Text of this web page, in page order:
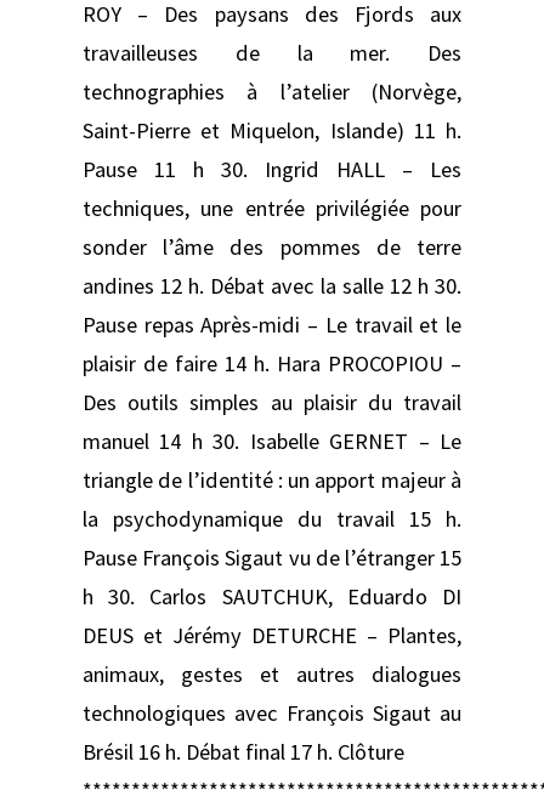
ROY – Des paysans des Fjords aux
travailleuses de la mer. Des
technographies à l’atelier (Norvège,
Saint-Pierre et Miquelon, Islande) 11 h.
Pause 11 h 30. Ingrid HALL – Les
techniques, une entrée privilégiée pour
sonder l’âme des pommes de terre
andines 12 h. Débat avec la salle 12 h 30.
Pause repas Après-midi – Le travail et le
plaisir de faire 14 h. Hara PROCOPIOU –
Des outils simples au plaisir du travail
manuel 14 h 30. Isabelle GERNET – Le
triangle de l’identité : un apport majeur à
la psychodynamique du travail 15 h.
Pause François Sigaut vu de l’étranger 15
h 30. Carlos SAUTCHUK, Eduardo DI
DEUS et Jérémy DETURCHE – Plantes,
animaux, gestes et autres dialogues
technologiques avec François Sigaut au
Brésil 16 h. Débat final 17 h. Clôture